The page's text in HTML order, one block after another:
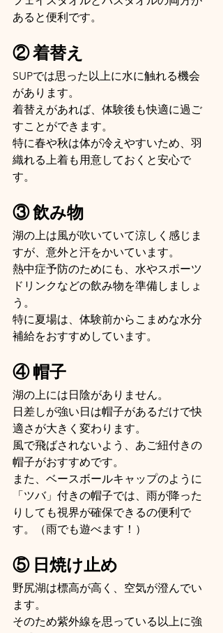
あると便利です。
② 着替え
SUPでは思った以上に水に触れる機会
があります。
着替えがあれば、体験後も快適に過ご
すことができます。
特に春や秋は体が冷えやすいため、羽
織れる上着も用意しておくと安心で
す。
③ 飲み物
湖の上は風が吹いていて涼しく感じま
すが、意外と汗をかいています。
熱中症予防のためにも、水やスポーツ
ドリンクなどの飲み物を準備しましょ
う。
特に夏場は、体験前からこまめな水分
補給をおすすめしています。
④ 帽子
湖の上には日陰がありません。
日差しが強い日は帽子があるだけで快
適さが大きく変わります。
風で飛ばされないよう、あご紐付きの
帽子がおすすめです。
また、ベースボールキャップのように
「ツバ」付きの帽子では、雨が降った
りしても視界が確保できるの便利で
す。（雨でも遊べます！）
⑤ 日焼け止め
野尻湖は標高が高く、空気が澄んでい
ます。
そのため紫外線を思っている以上に強